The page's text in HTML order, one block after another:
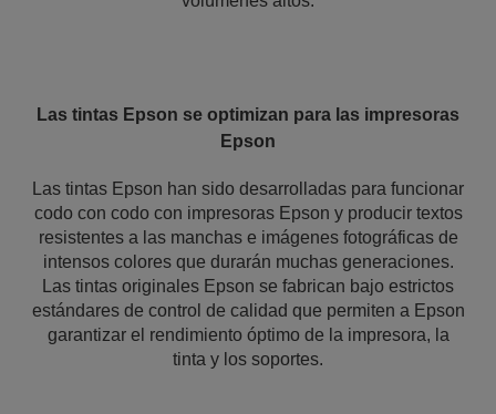
Las tintas Epson se optimizan para las impresoras
Epson
Las tintas Epson han sido desarrolladas para funcionar
codo con codo con impresoras Epson y producir textos
resistentes a las manchas e imágenes fotográficas de
intensos colores que durarán muchas generaciones.
Las tintas originales Epson se fabrican bajo estrictos
estándares de control de calidad que permiten a Epson
garantizar el rendimiento óptimo de la impresora, la
tinta y los soportes.